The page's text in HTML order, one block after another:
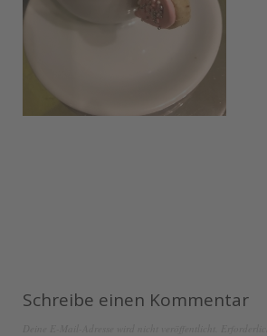
Schreibe einen Kommentar